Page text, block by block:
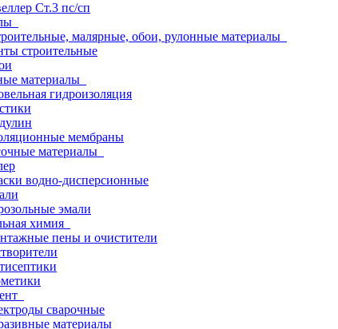
Ст.3 пс/сп
малярные, обои, рулонные материалы
строительные
материалы
гидроизоляция
мембраны
материалы
водно-дисперсионные
эмали
химия
пены и очистители
сварочные
материалы